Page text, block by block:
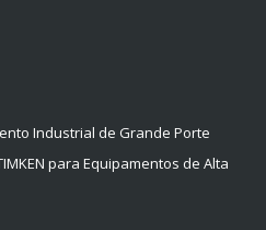
Industrial de Grande Porte
para Equipamentos de Alta